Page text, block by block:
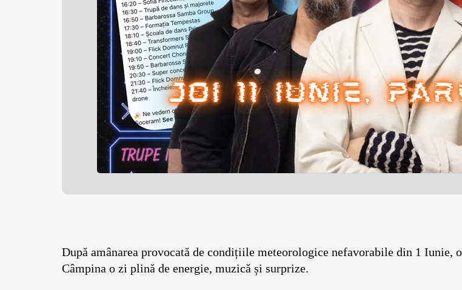
După amânarea provocată de condițiile meteorologice nefavorabile din 1
Câmpina o zi plină de energie, muzică și surprize.